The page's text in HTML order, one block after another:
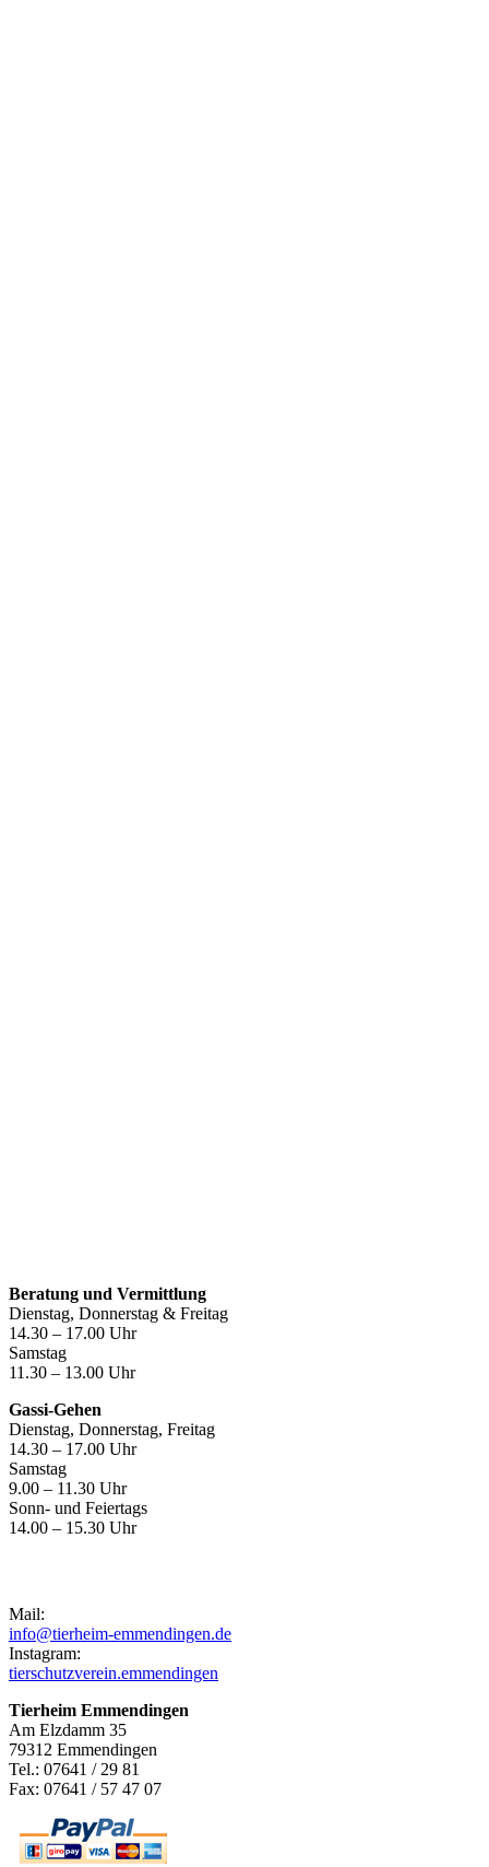
Beratung und Vermittlung
Dienstag, Donnerstag & Freitag
14.30 – 17.00 Uhr
Samstag
11.30 – 13.00 Uhr
Gassi-Gehen
Dienstag, Donnerstag, Freitag
14.30 – 17.00 Uhr
Samstag
9.00 – 11.30 Uhr
Sonn- und Feiertags
14.00 – 15.30 Uhr
Mail:
info@tierheim-emmendingen.de
Instagram:
tierschutzverein.emmendingen
Tierheim Emmendingen
Am Elzdamm 35
79312 Emmendingen
Tel.: 07641 / 29 81
Fax: 07641 / 57 47 07